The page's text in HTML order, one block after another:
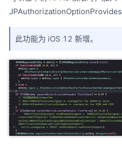
此功能为 iOS 12 新增。